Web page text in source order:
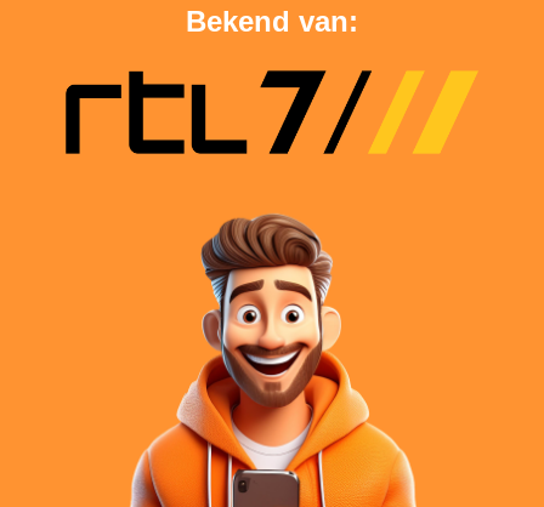
Bekend van: